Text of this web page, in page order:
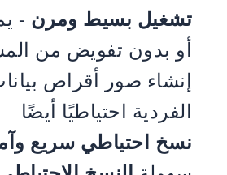
تشغيل بسيط ومرن -
أو بدون تفويض من
إنشاء صور أقراص
الفردية احتياطيًا أيضًا
نسخ احتياطي سريع